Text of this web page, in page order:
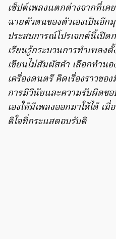
เซ็ปต์เพลงแตกต่างจากที่เค
ฉายตัวตนของตัวเองเป็นอี
ประสบการณ์โปรเจกต์นี้เปิด
เรียนรู้กระบวนการทำเพลง
เขียนไม่สัมผัสคำ เลือกทำน
เครื่องดนตรี คิดเรื่องราวข
การมีวินัยและความรับผิดช
เองให้มีเพลงออกมาให้ได้ เ
ดีใจที่กระแสตอบรับดี